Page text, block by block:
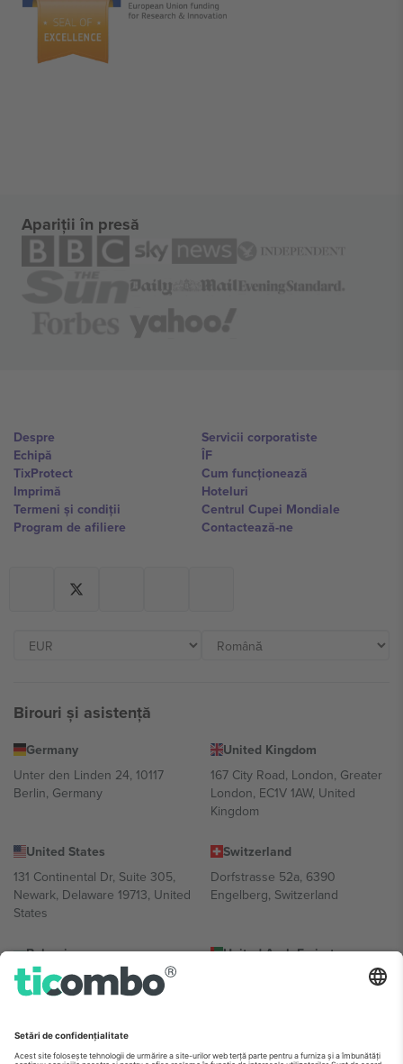
Apariții în presă
Despre
Echipă
TixProtect
Imprimă
Termeni și condiții
Program de afiliere
Servicii corporatiste
ÎF
Cum funcționează
Hoteluri
Centrul Cupei Mondiale
Contactează-ne
Birouri și asistență
Germany
Unter den Linden 24, 10117
Berlin, Germany
United Kingdom
167 City Road, London, Greater
London, EC1V 1AW, United
Kingdom
United States
131 Continental Dr, Suite 305,
Newark, Delaware 19713, United
States
Switzerland
Dorfstrasse 52a, 6390
Engelberg, Switzerland
Bulgaria
Regus Sofia City West, bul
Totleben 53-55, 1606 Sofia,
United Arab Emirates
UAE Dubai Silicon Oasis, DDP
Mexico